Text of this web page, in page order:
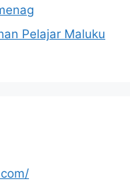
Pelajar Maluku